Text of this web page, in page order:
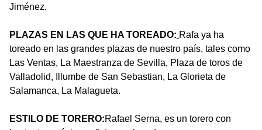
Jiménez.
PLAZAS EN LAS QUE HA TOREADO: Rafa ya ha
toreado en las grandes plazas de nuestro país, tales como
Las Ventas, La Maestranza de Sevilla, Plaza de toros de
Valladolid, Illumbe de San Sebastian, La Glorieta de
Salamanca, La Malagueta.
ESTILO DE TORERO:Rafael Serna, es un torero con